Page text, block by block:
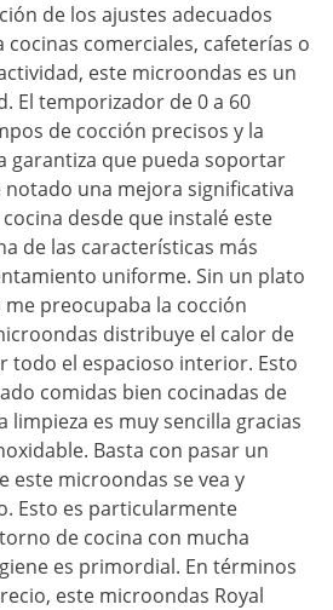
de los ajustes adecuados
cocinas comerciales, cafeterías o
este microondas es un
El temporizador de 0 a 60
de cocción precisos y la
garantiza que pueda soportar
una mejora significativa
desde que instalé este
de las características más
uniforme. Sin un plato
preocupaba la cocción
distribuye el calor de
todo el espacioso interior. Esto
comidas bien cocinadas de
limpieza es muy sencilla gracias
Basta con pasar un
este microondas se vea y
Esto es particularmente
de cocina con mucha
es primordial. En términos
este microondas Royal